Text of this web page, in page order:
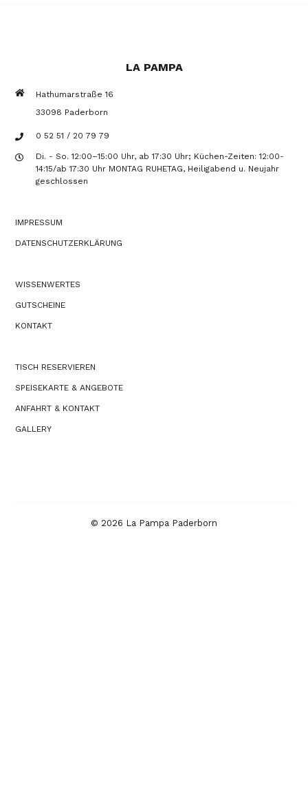
LA PAMPA
Hathumarstraße 16
33098 Paderborn
0 52 51 / 20 79 79
Di. - So. 12:00–15:00 Uhr, ab 17:30 Uhr; Küchen-Zeiten: 12:00-
14:15/ab 17:30 Uhr MONTAG RUHETAG, Heiligabend u. Neujahr
geschlossen
IMPRESSUM
DATENSCHUTZERKLÄRUNG
WISSENWERTES
GUTSCHEINE
KONTAKT
TISCH RESERVIEREN
SPEISEKARTE & ANGEBOTE
ANFAHRT & KONTAKT
GALLERY
© 2026 La Pampa Paderborn